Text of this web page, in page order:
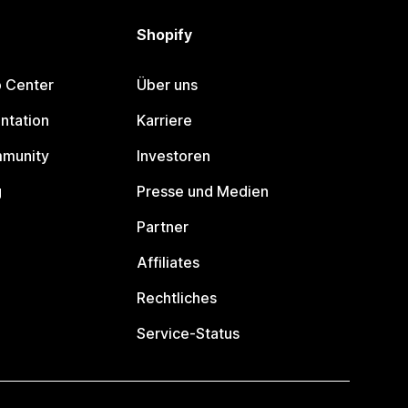
Center
Shopify
Über uns
Karriere
Investoren
Presse und Medien
Partner
Affiliates
Rechtliches
Service-Status